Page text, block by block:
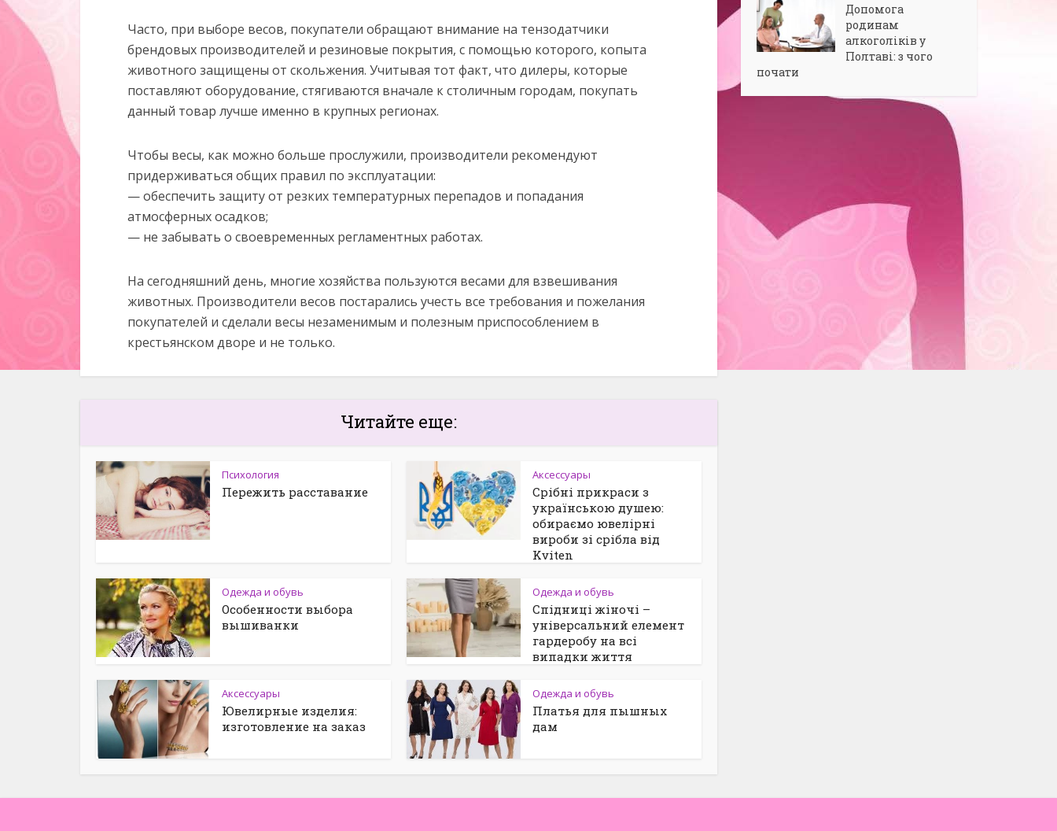
Часто, при выборе весов, покупатели обращают внимание на тензодатчики
брендовых производителей и резиновые покрытия, с помощью которого, копыта
животного защищены от скольжения. Учитывая тот факт, что дилеры, которые
поставляют оборудование, стягиваются вначале к столичным городам, покупать
данный товар лучше именно в крупных регионах.
Чтобы весы, как можно больше прослужили, производители рекомендуют
придерживаться общих правил по эксплуатации:
— обеспечить защиту от резких температурных перепадов и попадания
атмосферных осадков;
— не забывать о своевременных регламентных работах.
На сегодняшний день, многие хозяйства пользуются весами для взвешивания
животных. Производители весов постарались учесть все требования и пожелания
покупателей и сделали весы незаменимым и полезным приспособлением в
крестьянском дворе и не только.
Читайте еще:
Психология
Пережить расставание
Аксессуары
Срібні прикраси з
українською душею:
обираємо ювелірні
вироби зі срібла від
Kviten
Одежда и обувь
Особенности выбора
вышиванки
Одежда и обувь
Спідниці жіночі –
універсальний елемент
гардеробу на всі
випадки життя
Аксессуары
Ювелирные изделия:
изготовление на заказ
Одежда и обувь
Платья для пышных
дам
Допомога
родинам
алкоголіків у
Полтаві: з чого
почати